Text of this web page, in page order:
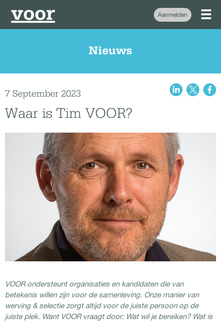
Aanmelden
Nieuws
7 September 2023
Waar is Tim VOOR?
VOOR ondersteunt organisaties en kandidaten die van
betekenis willen zijn voor de samenleving. Onze manier van
werving & selectie zorgt altijd voor de juiste persoon op de
juiste plek. Want VOOR vraagt door: Wat wil je bereiken? Wat is